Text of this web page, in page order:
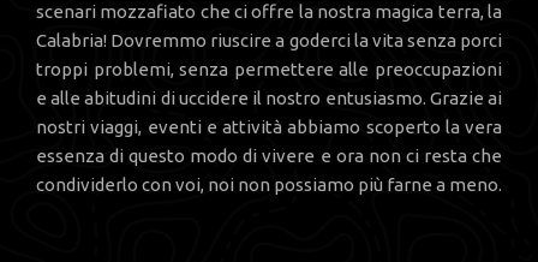
scenari mozzafiato che ci offre la nostra magica terra, la
Calabria! Dovremmo riuscire a goderci la vita senza porci
troppi problemi, senza permettere alle preoccupazioni
e alle abitudini di uccidere il nostro entusiasmo. Grazie ai
nostri viaggi, eventi e attività abbiamo scoperto la vera
essenza di questo modo di vivere e ora non ci resta che
condividerlo con voi, noi non possiamo più farne a meno.